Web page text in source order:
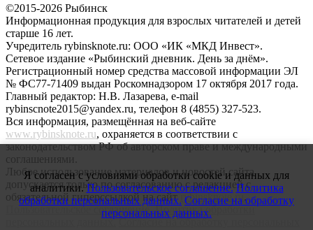
©2015-2026 Рыбинск
Информационная продукция для взрослых читателей и детей
старше 16 лет.
Учредитель rybinsknote.ru: ООО «ИК «МКД Инвест».
Сетевое издание «Рыбинский дневник. День за днём».
Регистрационный номер средства массовой информации ЭЛ
№ ФС77-71409 выдан Роскомнадзором 17 октября 2017 года.
Главный редактор: Н.В. Лазарева, e-mail
rybinscnote2015@yandex.ru, телефон 8 (4855) 327-523.
Вся информация, размещённая на веб-сайте
www.rybinsknote.ru, охраняется в соответствии с
законодательством РФ об авторском праве и международными
соглашениями.
Любое использование материалов и новостей сайта
допускается только по согласованию с редакцией с
обязательной гиперссылкой на сайтrybinsknote.ru.
Пользовательское соглашение. Политика обработки
персональных данных. Согласие на обработку персональных
Я согласен с условиями обработки cookie и данных для
аналитики. Пользовательское соглашение. Политика
обработки персональных данных. Согласие на обработку
персональных данных.